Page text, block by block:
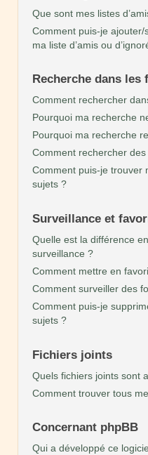
Que sont mes listes
Comment puis-je
ma liste d’amis ou
Recherche dans les
Comment rechercher
Pourquoi ma recherche
Pourquoi ma recherche
Comment rechercher
Comment puis-je trouver
sujets ?
Surveillance et
Quelle est la différence
surveillance ?
Comment mettre en
Comment surveiller des
Comment puis-je
sujets ?
Fichiers joints
Quels fichiers joints sont
Comment trouver tous
Concernant phpBB
Qui a développé ce